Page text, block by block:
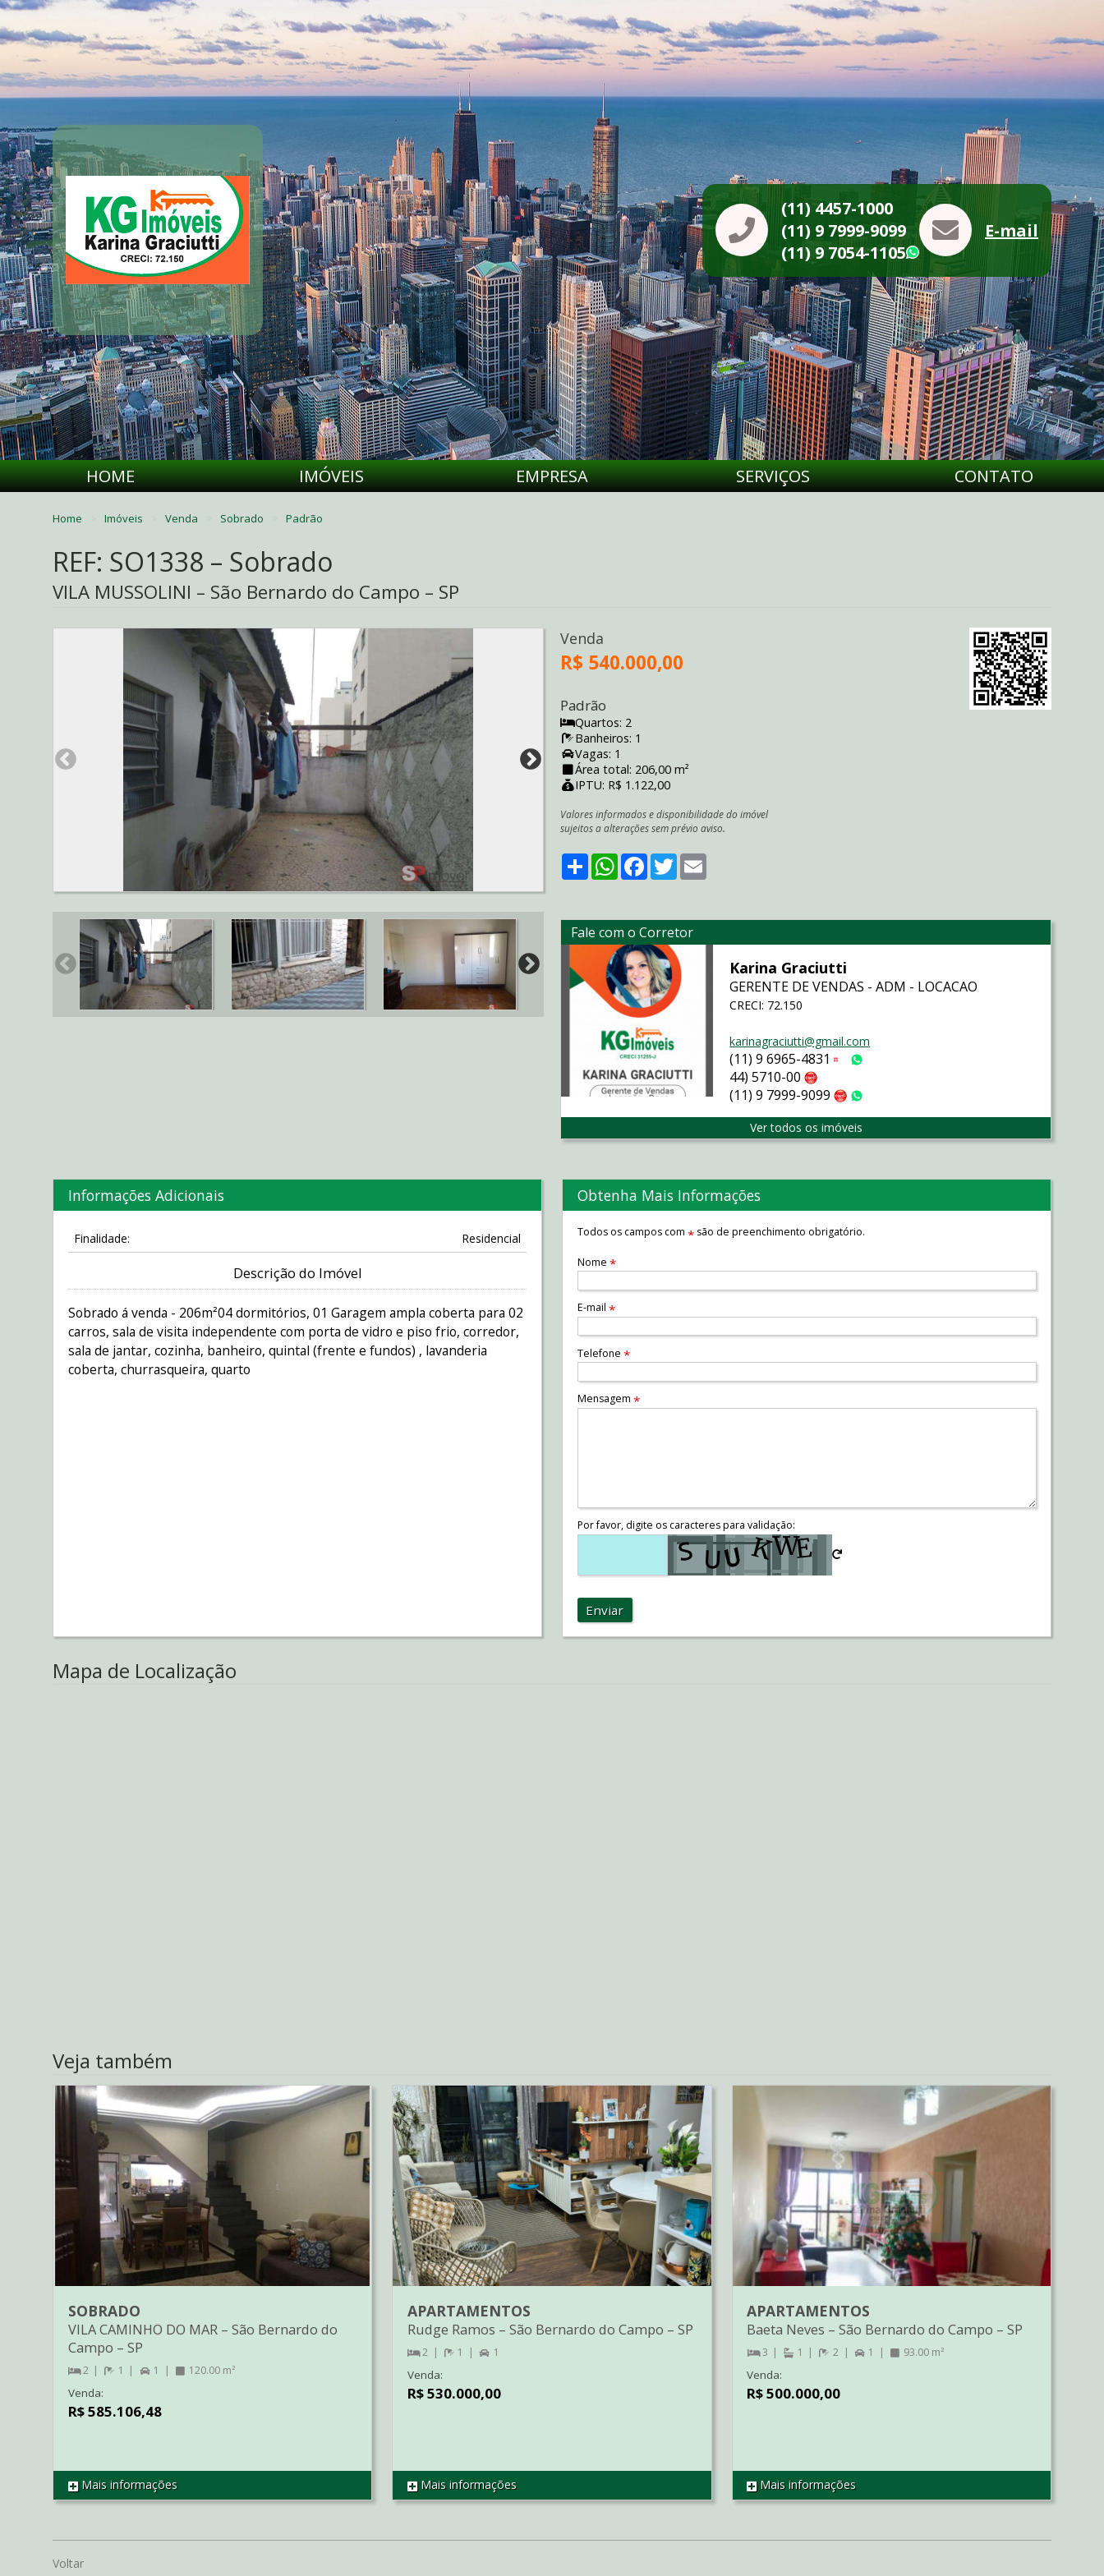
(11) 4457-1000
(11) 9 7999-9099
(11) 9 7054-1105
WhatsApp
E-mail
HOME IMÓVEIS EMPRESA SERVIÇOS CONTATO
Home Imóveis Venda Sobrado Padrão
REF: SO1338 – Sobrado
VILA MUSSOLINI – São Bernardo do Campo – SP
Venda
R$ 540.000,00
Padrão
Quartos: 2
Banheiros: 1
Vagas: 1
Área total: 206,00 m²
IPTU: R$ 1.122,00
Valores informados e disponibilidade do imóvel
sujeitos a alterações sem prévio aviso.
ShareWhatsApp
Facebook
Twitter
Fale com o Corretor
Karina Graciutti
GERENTE DE VENDAS - ADM - LOCACAO
CRECI: 72.150
karinagraciutti@gmail.com
(11) 9 6965-4831 Tim
44) 5710-00
(11) 9 7999-9099 Claro
Ver todos os imóveis
Informações Adicionais
Finalidade: Residencial
Descrição do Imóvel
Sobrado á venda - 206m²04 dormitórios, 01 Garagem ampla coberta para 02
carros, sala de visita independente com porta de vidro e piso frio, corredor,
sala de jantar, cozinha, banheiro, quintal (frente e fundos) , lavanderia
coberta, churrasqueira, quarto
Obtenha Mais Informações
Todos os campos com *são de preenchimento obrigatório.
Nome *
E-mail *
Telefone *
Mensagem *
Por favor, digite os caracteres para validação:
Enviar
Mapa de Localização
Veja também
REF SO1340
SOBRADO
VILA CAMINHO DO MAR – São Bernardo do
Campo – SP
2 1 1 120.00 m²
Venda:
R$ 585.106,48
Mais informações REF AP3274
APARTAMENTOS
Rudge Ramos – São Bernardo do Campo – SP
2 1 1
Venda:
R$ 530.000,00
Mais informações REF AP2690
APARTAMENTOS
Baeta Neves –São Bernardo do Campo –SP
3 1 2 1 93.00 m²
Venda:
R$ 500.000,00
Mais informações
Voltar